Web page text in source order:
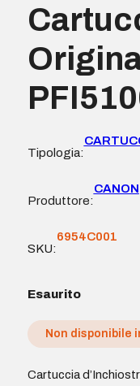
Tipologia:
Produttore:
CANON
SKU:
6954C001
Esaurito
Non disponibile
Cartuccia